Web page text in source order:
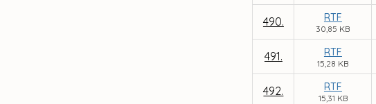
490. RTF
30,85 KB
491. RTF
15,28 KB
492. RTF
15,31 KB